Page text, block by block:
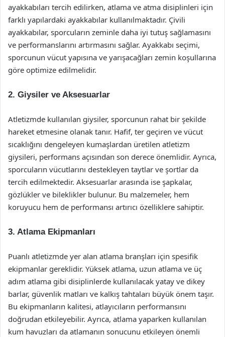
ayakkabıları tercih edilirken, atlama ve atma disiplinleri için
farklı yapılardaki ayakkabılar kullanılmaktadır. Çivili
ayakkabılar, sporcuların zeminle daha iyi tutuş sağlamasını
ve performanslarını artırmasını sağlar. Ayakkabı seçimi,
sporcunun vücut yapısına ve yarışacağları zemin koşullarına
göre optimize edilmelidir.
2. Giysiler ve Aksesuarlar
Atletizmde kullanılan giysiler, sporcunun rahat bir şekilde
hareket etmesine olanak tanır. Hafif, ter geçiren ve vücut
sıcaklığını dengeleyen kumaşlardan üretilen atletizm
giysileri, performans açısından son derece önemlidir. Ayrıca,
sporcuların vücutlarını destekleyen taytlar ve şortlar da
tercih edilmektedir. Aksesuarlar arasında ise şapkalar,
gözlükler ve bileklikler bulunur. Bu malzemeler, hem
koruyucu hem de performansı artırıcı özelliklere sahiptir.
3. Atlama Ekipmanları
Puanlı atletizmde yer alan atlama branşları için spesifik
ekipmanlar gereklidir. Yüksek atlama, uzun atlama ve üç
adım atlama gibi disiplinlerde kullanılacak yatay ve dikey
barlar, güvenlik matları ve kalkış tahtaları büyük önem taşır.
Bu ekipmanların kalitesi, atlayıcıların performansını
doğrudan etkileyebilir. Ayrıca, atlama yaparken kullanılan
kum havuzları da atlamanın sonucunu etkileyen önemli